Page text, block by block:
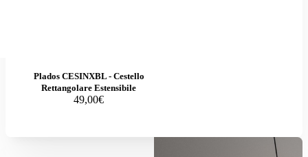
Plados CESINXBL - Cestello
Rettangolare Estensibile
49,00€